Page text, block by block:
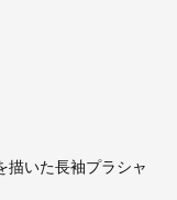
描いた長袖プラシャ